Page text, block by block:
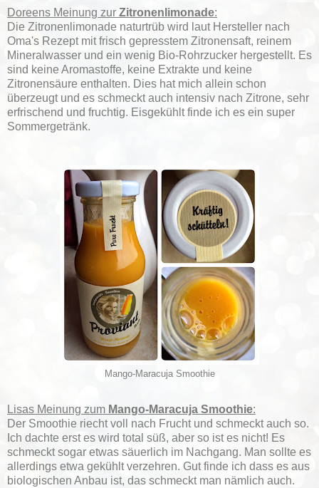
Doreens Meinung zur Zitronenlimonade:
Die Zitronenlimonade naturtrüb wird laut Hersteller nach
Oma's Rezept mit frisch gepresstem Zitronensaft, reinem
Mineralwasser und ein wenig Bio-Rohrzucker hergestellt. Es
sind keine Aromastoffe, keine Extrakte und keine
Zitronensäure enthalten. Dies hat mich allein schon
überzeugt und es schmeckt auch intensiv nach Zitrone, sehr
erfrischend und fruchtig. Eisgekühlt finde ich es ein super
Sommergetränk.
Mango-Maracuja Smoothie
Lisas Meinung zum Mango-Maracuja Smoothie:
Der Smoothie riecht voll nach Frucht und schmeckt auch so.
Ich dachte erst es wird total süß, aber so ist es nicht! Es
schmeckt sogar etwas säuerlich im Nachgang. Man sollte es
allerdings etwa gekühlt verzehren. Gut finde ich dass es aus
biologischen Anbau ist, das schmeckt man nämlich auch.